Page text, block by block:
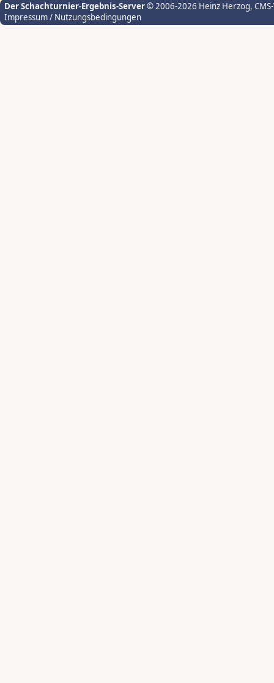
Der Schachturnier-Ergebnis-Server© 2006-2026 Heinz Herzog,
Impressum / Nutzungsbedingungen